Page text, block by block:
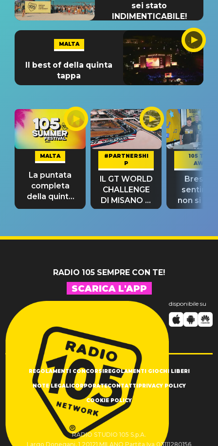
sei stato
INDIMENTICABILE!
MALTA
Il best of della quinta
tappa
MALTA
La puntata
completa
della quinta
tappa
#PARTNERSHI
P
IL GT WORLD
CHALLENGE
DI MISANO si
riconferma
105 TAKE
AWAY
Bresh:
non si
fino alla
RADIO 105 SEMPRE CON TE!
SCARICA L'APP
disponibile su
REGOLAMENTI CONCORSI REGOLAMENTI GIOCHI LIBERI
NOTE LEGALI CORPORATECONTATTI PRIVACY POLICY
COOKIE POLICY
RADIO STUDIO 105 S.p.A.
Largo Donegani, 1 20121 MILANO Partita Iva 03111280156